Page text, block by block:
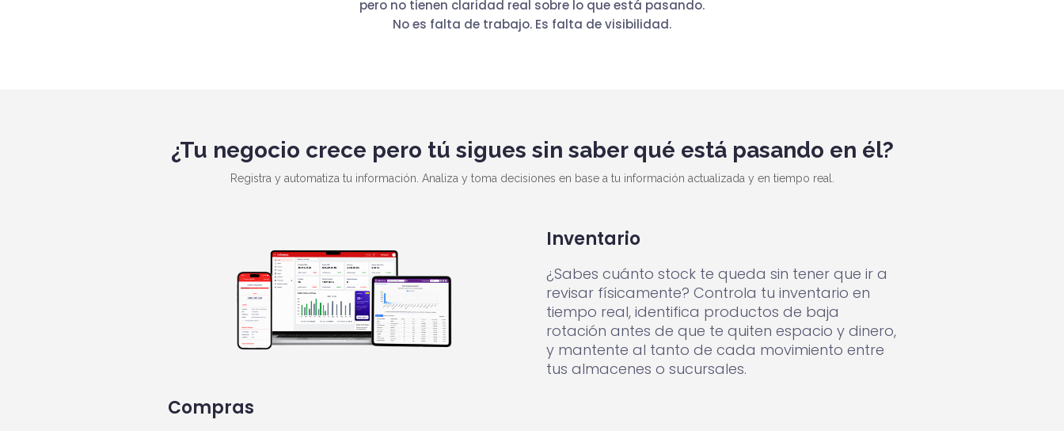
pero no tienen claridad real sobre lo que está pasando.
No es falta de trabajo. Es falta de visibilidad.
¿Tu negocio crece pero tú sigues sin saber qué está pasando en él?
Registra y automatiza tu información. Analiza y toma decisiones en base a tu información actualizada y en tiempo real.
Inventario
¿Sabes cuánto stock te queda sin tener que ir a
revisar físicamente? Controla tu inventario en
tiempo real, identifica productos de baja
rotación antes de que te quiten espacio y dinero,
y mantente al tanto de cada movimiento entre
tus almacenes o sucursales.
Compras